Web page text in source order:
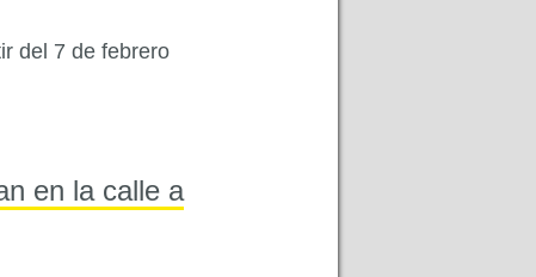
del 7 de febrero
en la calle a